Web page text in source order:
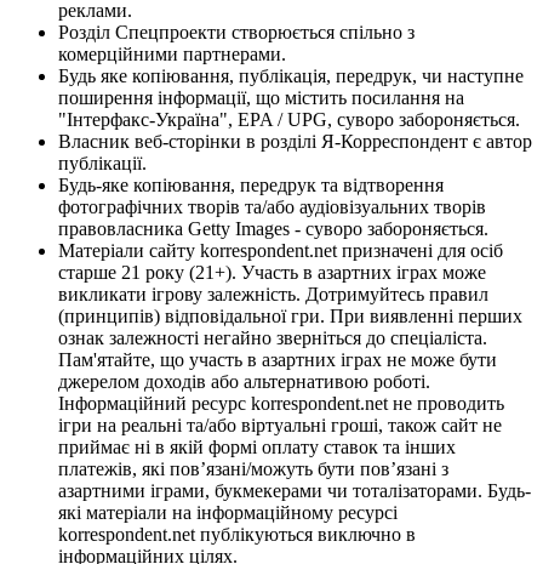
реклами.
Розділ Спецпроекти створюється спільно з
комерційними партнерами.
Будь яке копіювання, публікація, передрук, чи наступне
поширення інформації, що містить посилання на
"Інтерфакс-Україна", EPA / UPG, суворо забороняється.
Власник веб-сторінки в розділі Я-Корреспондент є автор
публікації.
Будь-яке копіювання, передрук та відтворення
фотографічних творів та/або аудіовізуальних творів
правовласника Getty Images - суворо забороняється.
Матеріали сайту korrespondent.net призначені для осіб
старше 21 року (21+). Участь в азартних іграх може
викликати ігрову залежність. Дотримуйтесь правил
(принципів) відповідальної гри. При виявленні перших
ознак залежності негайно зверніться до спеціаліста.
Пам'ятайте, що участь в азартних іграх не може бути
джерелом доходів або альтернативою роботі.
Інформаційний ресурс korrespondent.net не проводить
ігри на реальні та/або віртуальні гроші, також сайт не
приймає ні в якій формі оплату ставок та інших
платежів, які пов’язані/можуть бути пов’язані з
азартними іграми, букмекерами чи тоталізаторами. Будь-
які матеріали на інформаційному ресурсі
korrespondent.net публікуються виключно в
інформаційних цілях.